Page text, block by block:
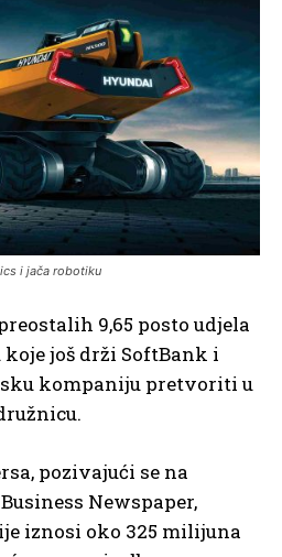
i jača robotiku
9,65 posto udjela
još drži SoftBank i
kompaniju pretvoriti u
pozivajući se na
Newspaper,
iznosi oko 325 milijuna